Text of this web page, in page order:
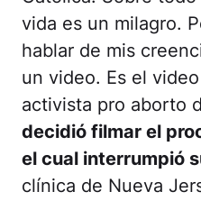
vida es un milagro.
hablar de mis
un video. Es el
activista pro aborto
decidió filmar el
el cual interrumpió
clínica de Nueva